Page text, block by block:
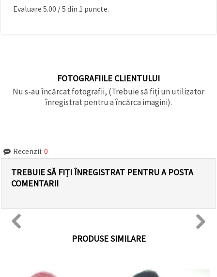
Evaluare 5.00 /5 din 1 puncte.
FOTOGRAFIILE CLIENTULUI
Nu s-au încărcat fotografii, (Trebuie să fiți un utilizator
înregistrat pentru a încărca imagini).
Recenzii: 0
TREBUIE SĂ FIȚI ÎNREGISTRAT PENTRU A POSTA
COMENTARII
PRODUSE SIMILARE